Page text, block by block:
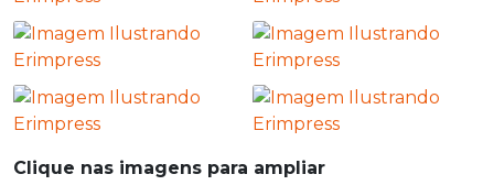
Clique nas imagens para ampliar